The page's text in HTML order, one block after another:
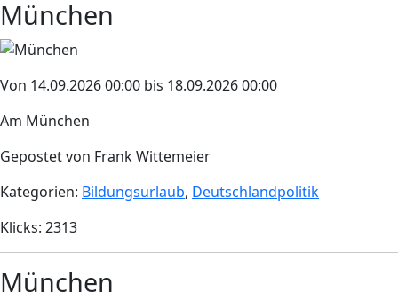
München
Von 14.09.2026 00:00 bis 18.09.2026 00:00
Am München
Gepostet von Frank Wittemeier
Kategorien: Bildungsurlaub, Deutschlandpolitik
Klicks: 2313
München